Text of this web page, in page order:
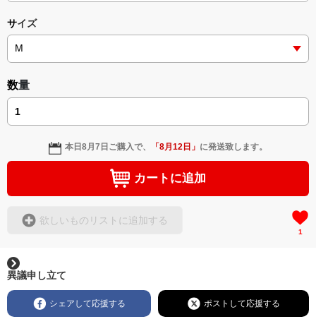
サイズ
数量
本日8月7日 ご購入で、 「8月12日 」 に発送致します。
カートに追加
欲しいものリストに追加する
1
異議申し立て
シェアして応援する ポストして応援する